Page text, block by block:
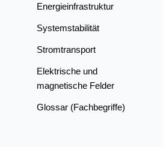
Energieinfrastruktur
Systemstabilität
Stromtransport
Elektrische und
magnetische Felder
Glossar (Fachbegriffe)